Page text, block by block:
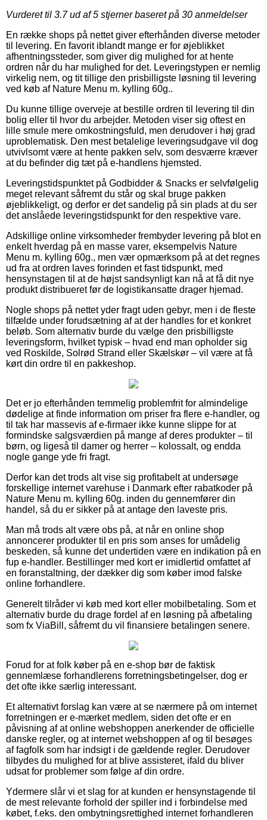
Vurderet til 3.7ud af 5 stjerner baseret på 30 anmeldelser
En række shops på nettet giver efterhånden diverse metoder
til levering. En favorit iblandt mange er for øjeblikket
afhentningssteder, som giver dig mulighed for at hente
ordren når du har mulighed for det. Leveringstypen er nemlig
virkelig nem, og tit tillige den prisbilligste løsning til levering
ved køb af Nature Menu m. kylling 60g..
Du kunne tillige overveje at bestille ordren til levering til din
bolig eller til hvor du arbejder. Metoden viser sig oftest en
lille smule mere omkostningsfuld, men derudover i høj grad
uproblematisk. Den mest betalelige leveringsudgave vil dog
utvivlsomt være at hente pakken selv, som desværre kræver
at du befinder dig tæt på e-handlens hjemsted.
Leveringstidspunktet på Godbidder & Snacks er selvfølgelig
meget relevant såfremt du står og skal bruge pakken
øjeblikkeligt, og derfor er det sandelig på sin plads at du ser
det anslåede leveringstidspunkt for den respektive vare.
Adskillige online virksomheder frembyder levering på blot en
enkelt hverdag på en masse varer, eksempelvis Nature
Menu m. kylling 60g., men vær opmærksom på at det regnes
ud fra at ordren laves forinden et fast tidspunkt, med
hensynstagen til at de højst sandsynligt kan nå at få dit nye
produkt distribueret før de logistikansatte drager hjemad.
Nogle shops på nettet yder fragt uden gebyr, men i de fleste
tilfælde under forudsætning af at der handles for et konkret
beløb. Som alternativ burde du vælge den prisbilligste
leveringsform, hvilket typisk – hvad end man opholder sig
ved Roskilde, Solrød Strand eller Skælskør – vil være at få
kørt din ordre til en pakkeshop.
Det er jo efterhånden temmelig problemfrit for almindelige
dødelige at finde information om priser fra flere e-handler, og
til tak har massevis af e-firmaer ikke kunne slippe for at
formindske salgsværdien på mange af deres produkter – til
børn, og ligeså til damer og herrer – kolossalt, og endda
nogle gange yde fri fragt.
Derfor kan det trods alt vise sig profitabelt at undersøge
forskellige internet varehuse i Danmark efter rabatkoder på
Nature Menu m. kylling 60g. inden du gennemfører din
handel, så du er sikker på at antage den laveste pris.
Man må trods alt være obs på, at når en online shop
annoncerer produkter til en pris som anses for umådelig
beskeden, så kunne det undertiden være en indikation på en
fup e-handler. Bestillinger med kort er imidlertid omfattet af
en foranstaltning, der dækker dig som køber imod falske
online forhandlere.
Generelt tilråder vi køb med kort eller mobilbetaling. Som et
alternativ burde du drage fordel af en løsning på afbetaling
som fx ViaBill, såfremt du vil finansiere betalingen senere.
Forud for at folk køber på en e-shop bør de faktisk
gennemlæse forhandlerens forretningsbetingelser, dog er
det ofte ikke særlig interessant.
Et alternativt forslag kan være at se nærmere på om internet
forretningen er e-mærket medlem, siden det ofte er en
påvisning af at online webshoppen anerkender de officielle
danske regler, og at internet webshoppen af og til besøges
af fagfolk som har indsigt i de gældende regler. Derudover
tilbydes du mulighed for at blive assisteret, ifald du bliver
udsat for problemer som følge af din ordre.
Ydermere slår vi et slag for at kunden er hensynstagende til
de mest relevante forhold der spiller ind i forbindelse med
købet, f.eks. den ombytningsrettighed internet forhandleren